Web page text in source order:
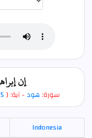
إن
سورة:هود - آية: (
Indonesia